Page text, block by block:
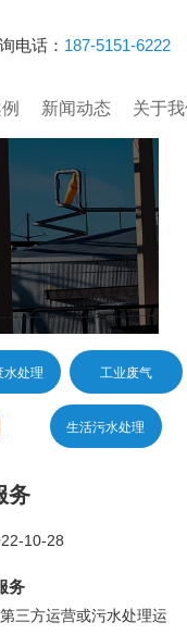
电话： 187-5151-6222
新闻动态 关于
水处理 工业废气
生活污水处理
务
10-28
务
三方运营或污水处理运